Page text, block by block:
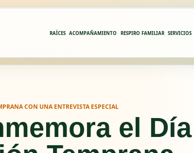
RAÍCES ACOMPAÑAMIENTO RESPIRO FAMILIAR SERVICIOS
CON UNA ENTREVISTA ESPECIAL
el Día